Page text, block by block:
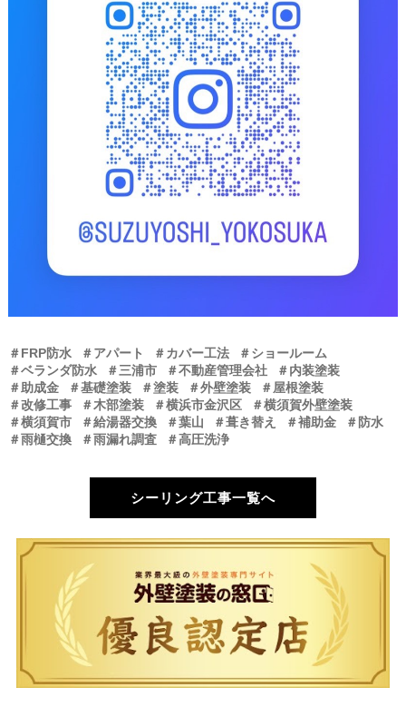
＃FRP防水 ＃アパート ＃カバー工法
＃ショールーム
＃ベランダ防水
＃三浦市 ＃不動産管理会社
＃内装塗装
＃助成金
＃基礎塗装 ＃塗装 ＃外壁塗装
＃屋根塗装
＃改修工事
＃木部塗装 ＃横浜市金沢区
＃横須賀外壁塗装
＃横須賀市
＃給湯器交換 ＃葉山 ＃葺き替え ＃補助金
＃防水
＃雨樋交換
＃雨漏れ調査 ＃高圧洗浄
シーリング工事一覧へ